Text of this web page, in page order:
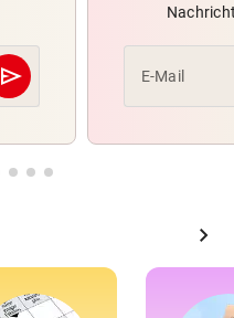
send
Abschicken E-Mail
chevron_right